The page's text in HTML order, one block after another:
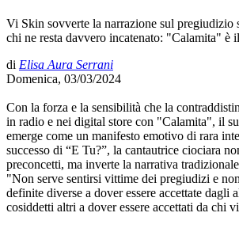
Vi Skin sovverte la narrazione sul pregiudizio
chi ne resta davvero incatenato: "Calamita" è
di Elisa Aura Serrani
Domenica, 03/03/2024
Con la forza e la sensibilità che la
in radio e nei digital store con "Calamita", il
emerge come un manifesto emotivo di rara
successo di “E Tu?”, la cantautrice ciociara
preconcetti, ma inverte la narrativa
"Non serve sentirsi vittime dei pregiudizi e
definite diverse a dover essere accettate dagli
cosiddetti altri a dover essere accettati da chi